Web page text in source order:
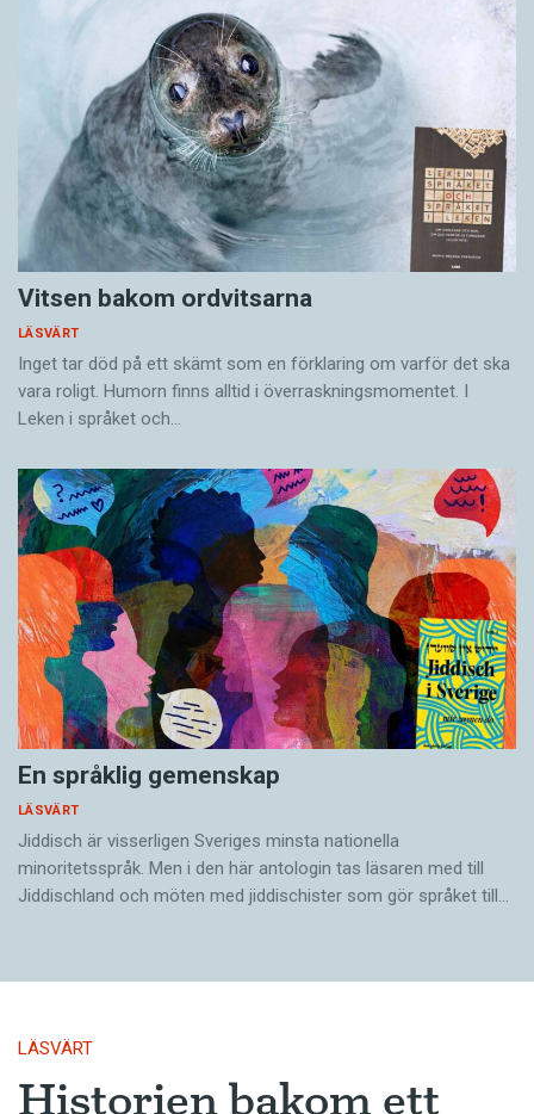
Vitsen bakom ordvitsarna
LÄSVÄRT
Inget tar död på ett skämt som en förklaring om varför det ska
vara roligt. Humorn finns alltid i överrask­ningsmomentet. I
Leken i språket och…
En språklig gemenskap
LÄSVÄRT
Jiddisch är visserligen Sveriges minsta nationella
minoritetsspråk. Men i den här antologin tas läsaren med till
Jiddischland och möten med jiddischister som gör språket till…
LÄSVÄRT
Historien bakom ett